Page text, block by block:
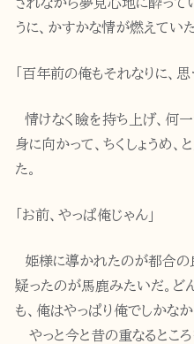
されながら夢見心地に酔って
うに、かすかな情が燃えていた
「百年前の俺もそれなりに、
情けなく瞼を持ち上げ、何
身に向かって、ちくしょうめ
た。
「お前、やっぱ俺じゃん」
姫様に導かれたのが都合の
疑ったのが馬鹿みたいだ。ど
も、俺はやっぱり俺でしかなか
やっと今と昔の重なるとこ